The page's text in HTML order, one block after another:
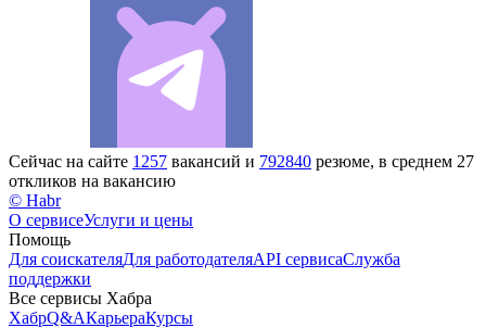
Сейчас на сайте 1257 вакансий и 792840 резюме, в среднем 27
откликов на вакансию
© Habr
О сервисеУслуги и цены
Помощь
Для соискателяДля работодателяAPI сервисаСлужба
поддержки
Все сервисы Хабра
ХабрQ&AКарьераКурсы